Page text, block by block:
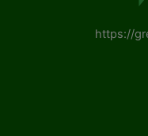
https://